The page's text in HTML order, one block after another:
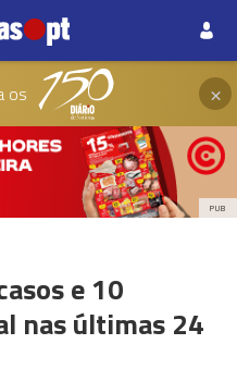
os ×
PUB
e 10
nas últimas 24